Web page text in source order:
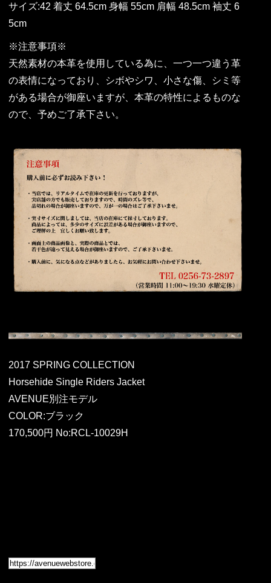
サイズ:42 着丈 64.5cm 身幅 55cm 肩幅 48.5cm 袖丈 6
5cm
※注意事項※
天然素材の本革を使用している為に、一つ一つ違う革
の表情になっており、シボやシワ、小さな傷、シミ等
がある場合が御座いますが、本革の特性によるものな
ので、予めご了承下さい。
2017 SPRING COLLECTION
Horsehide Single Riders Jacket
AVENUE別注モデル
COLOR:ブラック
170,500円 No:RCL-10029H